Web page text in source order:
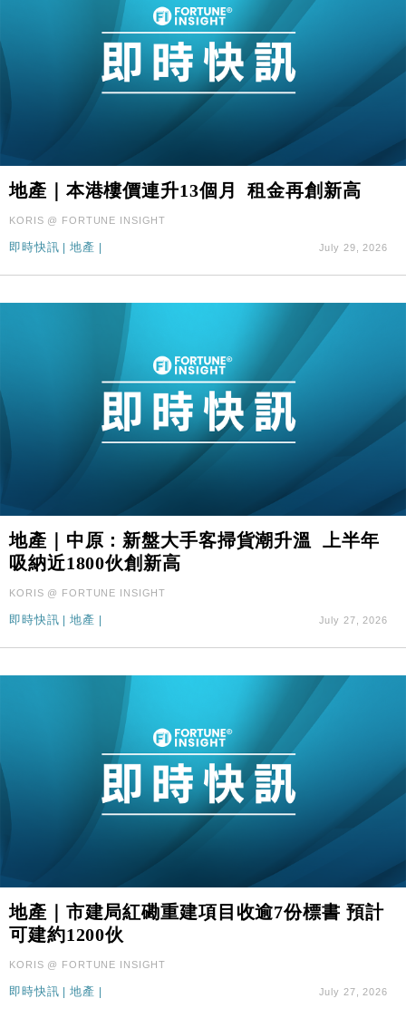
地產｜本港樓價連升13個月 租金再創新高
KORIS @ FORTUNE INSIGHT
即時快訊 |地產 July 29, 2026
地產｜中原：新盤大手客掃貨潮升溫 上半年
吸納近1800伙創新高
KORIS @ FORTUNE INSIGHT
即時快訊 |地產 | July 27, 2026
地產｜市建局紅磡重建項目收逾7份標書 預計
可建約1200伙
KORIS @ FORTUNE INSIGHT
即時快訊 |地產 | July 27, 2026